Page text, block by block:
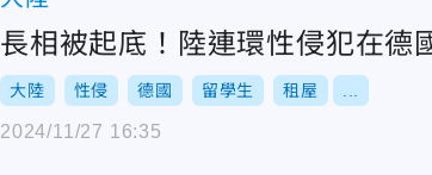
長相被起底！陸連環性侵犯在
大陸 性侵 德國 留學生 租屋
2024/11/27 16:35